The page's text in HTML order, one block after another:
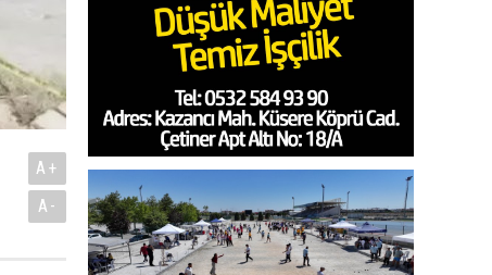
A+
A-